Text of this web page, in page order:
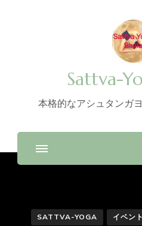
Sattva-
本格的なアシュタンガ
SATTVA-YOGA イベント